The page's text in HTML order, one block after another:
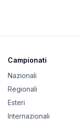
Campionati
Nazionali
Regionali
Esteri
Internazionali